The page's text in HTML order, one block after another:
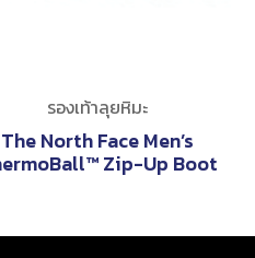
รองเท้าลุยหิมะ
The North Face Men’s
Zip-Up Boot